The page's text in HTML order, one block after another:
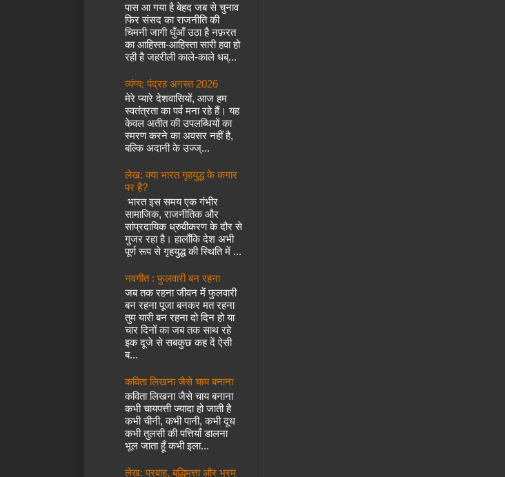
पास आ गया है बेहद जब से चुनाव
फिर संसद का राजनीति की
चिमनी जागी धुँआँ उठा है नफ़रत
का आहिस्ता-आहिस्ता सारी हवा हो
रही है जहरीली काले-काले धब्...
व्यंग्य: पंद्रह अगस्त 2026
मेरे प्यारे देशवासियों, आज हम
स्वतंत्रता का पर्व मना रहे हैं। यह
केवल अतीत की उपलब्धियों का
स्मरण करने का अवसर नहीं है,
बल्कि अदानी के उज्ज्...
लेख: क्या भारत गृहयुद्ध के कगार
पर है?
भारत इस समय एक गंभीर
सामाजिक, राजनीतिक और
सांप्रदायिक ध्रुवीकरण के दौर से
गुजर रहा है। हालाँकि देश अभी
पूर्ण रूप से गृहयुद्ध की स्थिति में ...
नवगीत : फुलवारी बन रहना
जब तक रहना जीवन में फुलवारी
बन रहना पूजा बनकर मत रहना
तुम यारी बन रहना दो दिन हो या
चार दिनों का जब तक साथ रहे
इक दूजे से सबकुछ कह दें ऐसी
ब...
कविता लिखना जैसे चाय बनाना
कविता लिखना जैसे चाय बनाना
कभी चायपत्ती ज्यादा हो जाती है
कभी चीनी, कभी पानी, कभी दूध
कभी तुलसी की पत्तियाँ डालना
भूल जाता हूँ कभी इला...
लेख: प्रवाह, बुद्धिमत्ता और भ्रम